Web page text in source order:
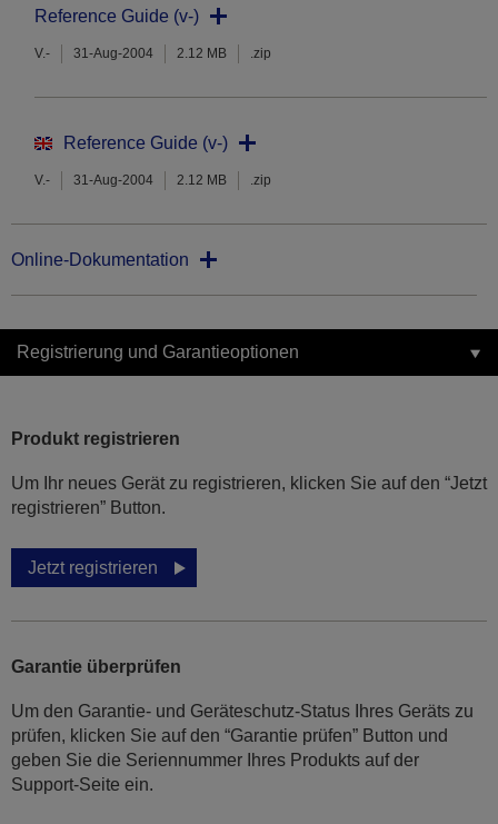
Reference Guide (v-)
V.- 31-Aug-2004 2.12 MB .zip
Reference Guide (v-)
V.- 31-Aug-2004 2.12 MB .zip
Online-Dokumentation
Registrierung und Garantieoptionen
Produkt registrieren
Um Ihr neues Gerät zu registrieren, klicken Sie auf den “Jetzt
registrieren” Button.
Jetzt registrieren
Garantie überprüfen
Um den Garantie- und Geräteschutz-Status Ihres Geräts zu
prüfen, klicken Sie auf den “Garantie prüfen” Button und
geben Sie die Seriennummer Ihres Produkts auf der
Support-Seite ein.